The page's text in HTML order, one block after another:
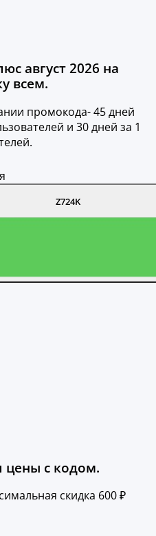
август 2026 на
всем.
промокода- 45 дней
и 30 дней за 1
Z724K
цены с кодом.
скидка 600 ₽